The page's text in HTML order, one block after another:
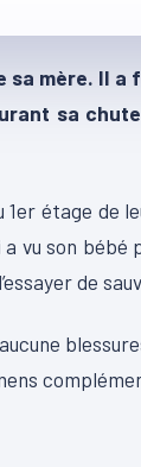
sa mère. Il
sa
étage de
son bébé
de